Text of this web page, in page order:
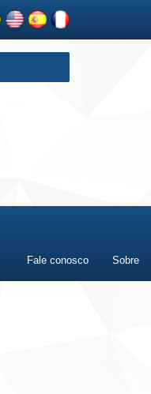
Fale conosco Sobre